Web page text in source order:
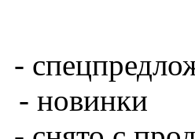
-
- новинки